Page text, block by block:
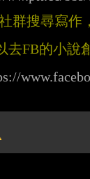
群搜尋寫作
去FB的小說